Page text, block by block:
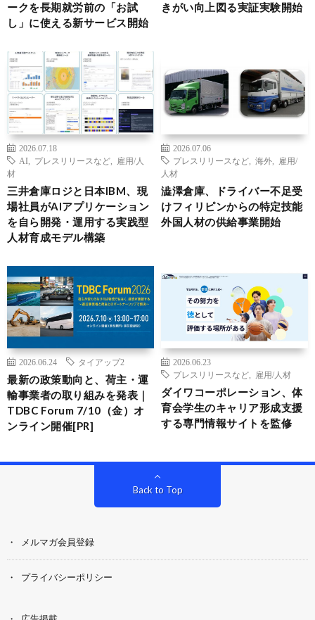
ークを長期就労前の「お試
し」に使える新サービス開始
きがい向上図る実証実験開始
2026.07.18
AI
プレスリリースなど
雇用/人
材
三井倉庫ロジと日本IBM、現
場社員がAIアプリケーション
を自ら開発・運用する実践型
人材育成モデル構築
2026.07.06
プレスリリースなど
海外
雇用/
人材
澁澤倉庫、ドライバー不足受
けフィリピンからの特定技能
外国人材の供給事業開始
2026.06.24 タイアップ2
最新の政策動向と、荷主・運
輸事業者の取り組みを発表｜
TDBC Forum 7/10（金）オ
ンライン開催[PR]
2026.06.23
プレスリリースなど
雇用/人材
ダイワコーポレーション、体
育会学生のキャリア形成支援
する専門情報サイトを監修
Back to Top
メルマガ会員登録
プライバシーポリシー